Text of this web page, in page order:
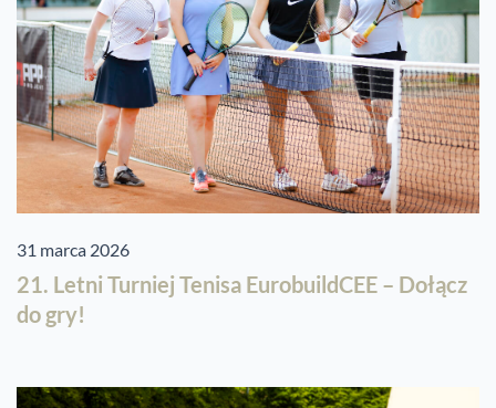
31 marca 2026
21. Letni Turniej Tenisa EurobuildCEE – Dołącz
do gry!